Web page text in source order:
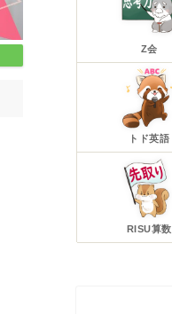
Z会
トド英語
RISU算数